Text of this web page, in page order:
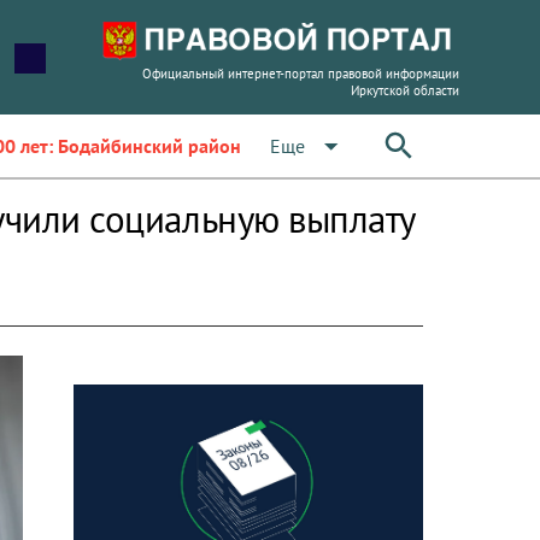
Официальный интернет-портал правовой информации
Иркутской области
лет: Бодайбинский район Еще arrow_drop_down
социальную выплату